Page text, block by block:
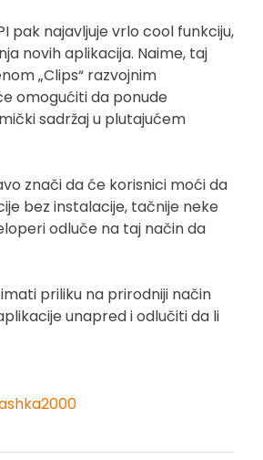
pak najavljuje vrlo cool funkciju,
novih aplikacija. Naime, taj
„Clips“ razvojnim
omogućiti da ponude
sadržaj u plutajućem
znači da će korisnici moći da
bez instalacije, tačnije neke
odluče na taj način da
priliku na prirodniji način
unapred i odlučiti da li